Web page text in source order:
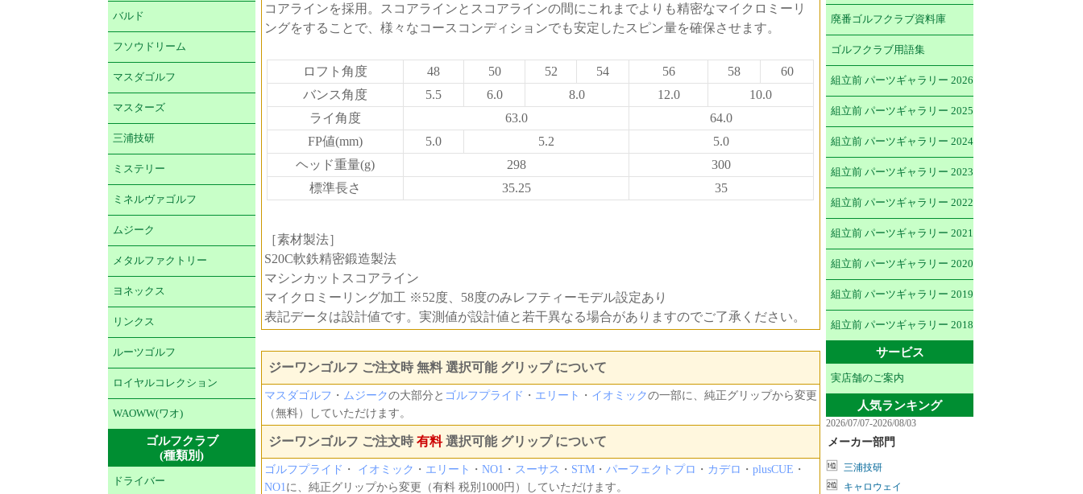
バルド
フソウドリーム
マスダゴルフ
マスターズ
三浦技研
ミステリー
ミネルヴァゴルフ
ムジーク
メタルファクトリー
ヨネックス
リンクス
ルーツゴルフ
ロイヤルコレクション
WAOWW(ワオ)
ゴルフクラブ
(種類別)
ドライバー
コアラインを採用。スコアラインとスコアラインの間にこれまでよりも精密なマイクロミーリ
ングをすることで、様々なコースコンディションでも安定したスピン量を確保させます。
ロフト角度 48 50 52 54 56 58
60
バンス角度
5.5 6.0 8.0 12.0
10.0
ライ角度
63.0
64.0
FP値(mm)
5.0 5.2
5.0
ヘッド重量(g)
298
300
標準長さ
35.25 35
［素材製法］
S20C軟鉄精密鍛造製法
マシンカットスコアライン
マイクロミーリング加工 ※52度、58度のみレフティーモデル設定あり
表記データは設計値です。実測値が設計値と若干異なる場合がありますのでご了承ください。
ジーワンゴルフ ご注文時 無料 選択可能 グリップ について
マスダゴルフ ・ ムジークの大部分と ゴルフプライド ・ エリート ・ イオミックの一部に、純正グリップから変更
（無料）していただけます。
ジーワンゴルフ ご注文時有料選択可能 グリップ について
ゴルフプライド ・ イオミック ・ エリート ・ NO1 ・ スーサス ・ STM ・ パーフェクトプロ ・ カデロ ・ plusCUE ・
NO1 に、純正グリップから変更（有料 税別1000円）していただけます。
廃番ゴルフクラブ資料庫
ゴルフクラブ用語集
組立前 パーツギャラリー 2026
組立前 パーツギャラリー 2025
組立前 パーツギャラリー 2024
組立前 パーツギャラリー 2023
組立前 パーツギャラリー 2022
組立前 パーツギャラリー 2021
組立前 パーツギャラリー 2020
組立前 パーツギャラリー 2019
組立前 パーツギャラリー 2018
サービス
実店舗のご案内
人気ランキング
2026/07/07-2026/08/03
メーカー部門
三浦技研
キャロウェイ